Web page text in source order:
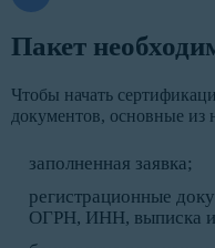
Пакет
Чтобы начать
документов, основные из
заполненная заявка;
регистрационные
ОГРН, ИНН, выписка